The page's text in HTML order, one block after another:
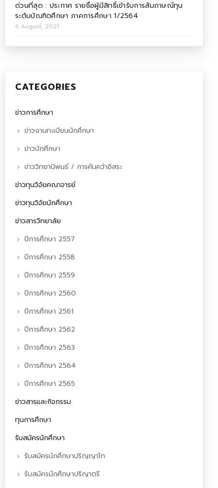
ด่วนที่สุด : ประกาศ รายชื่อผู้มีสิทธิ์เข้ารับการสัมภาษณ์ทุน
ระดับบัณฑิตศึกษา ภาคการศึกษา 1/2564
6 August, 2021
CATEGORIES
ข่าวการศึกษา
ข่าวงานทะเบียนนักศึกษา
ข่าวนักศึกษา
ข่าววิทยานิพนธ์ / การค้นคว้าอิสระ
ข่าวทุนวิจัยคณาจารย์
ข่าวทุนวิจัยนักศึกษา
ข่าวสารวิทยาลัย
ปีการศึกษา 2557
ปีการศึกษา 2558
ปีการศึกษา 2559
ปีการศึกษา 2560
ปีการศึกษา 2561
ปีการศึกษา 2562
ปีการศึกษา 2563
ปีการศึกษา 2564
ปีการศึกษา 2565
ข่าวสารและกิจกรรม
ทุนการศึกษา
รับสมัครนักศึกษา
รับสมัครนักศึกษาปริญญาโท
รับสมัครนักศึกษาปริญาตรี